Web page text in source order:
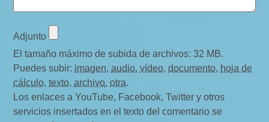
Adjunto
El tamaño máximo de subida de archivos: 32 MB.
Puedes subir: imagen,audio,vídeo,documento, hoja de
cálculo,texto,archivo,otra.
Los enlaces a YouTube, Facebook, Twitter y otros
servicios insertados en el texto del comentario se